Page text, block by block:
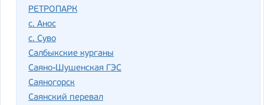
РЕТРОПАРК
с. Анос
с. Суво
Салбыкские курганы
Саяно-Шушенская ГЭС
Саяногорск
Саянский перевал